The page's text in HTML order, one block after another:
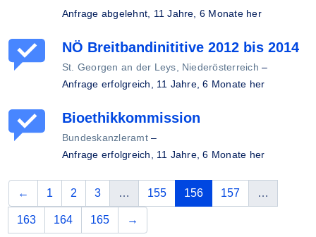
Anfrage abgelehnt, 11 Jahre, 6 Monate her
NÖ Breitbandinititive 2012 bis 2014
St. Georgen an der Leys, Niederösterreich –
Anfrage erfolgreich, 11 Jahre, 6 Monate her
Bioethikkommission
Bundeskanzleramt–
Anfrage erfolgreich, 11 Jahre, 6 Monate her
← vorherige
1 2 3 … 155 156(aktuelle Seite)
157 …
163 164 165 →